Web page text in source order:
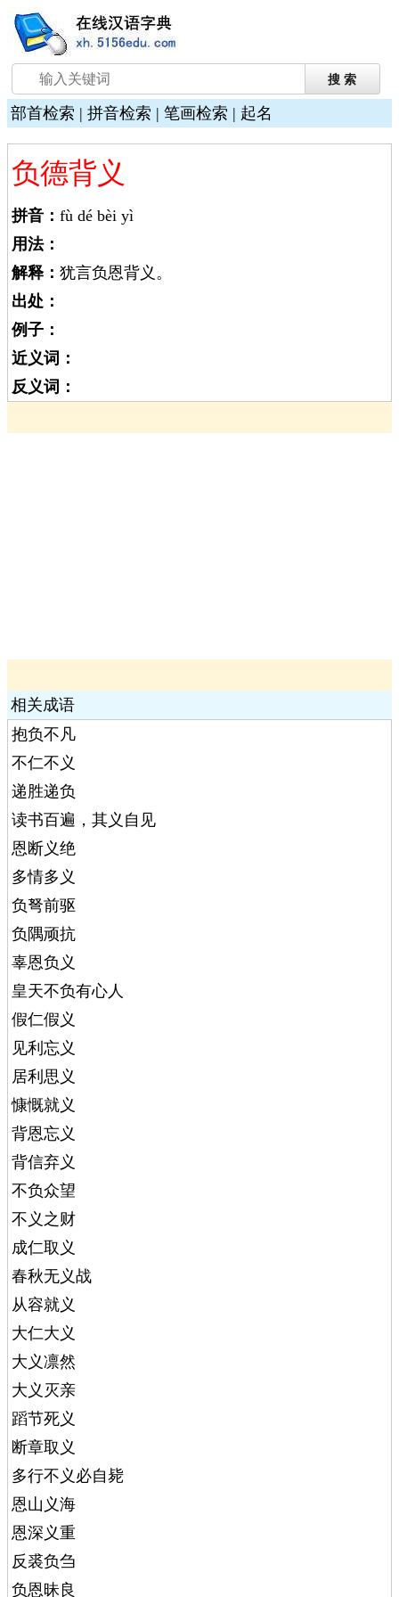
部首检索 | 拼音检索 | 笔画检索 | 起名
负德背义
拼音： fù dé bèi yì
用法：
解释： 犹言负恩背义。
出处：
例子：
近义词：
反义词：
相关成语
抱负不凡
不仁不义
递胜递负
读书百遍，其义自见
恩断义绝
多情多义
负弩前驱
负隅顽抗
辜恩负义
皇天不负有心人
假仁假义
见利忘义
居利思义
慷慨就义
背恩忘义
背信弃义
不负众望
不义之财
成仁取义
春秋无义战
从容就义
大仁大义
大义凛然
大义灭亲
蹈节死义
断章取义
多行不义必自毙
恩山义海
恩深义重
反裘负刍
负恩昧良